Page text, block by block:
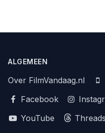
ALGEMEEN
Over FilmVandaag.nl
Facebook
YouTube
Threads